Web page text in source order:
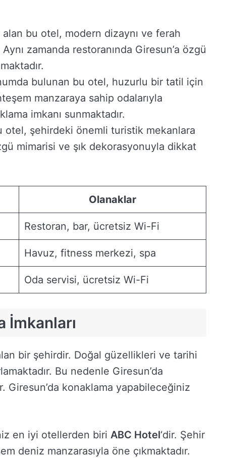
bu otel, modern dizaynı ve ferah
zamanda restoranında Giresun’a özgü
bulunan bu otel, huzurlu bir tatil için
manzaraya sahip odalarıyla
imkanı sunmaktadır.
şehirdeki önemli turistik mekanlara
mimarisi ve şık dekorasyonuyla dikkat
Olanaklar
Restoran, bar, ücretsiz Wi-Fi
Havuz, fitness merkezi, spa
Oda servisi, ücretsiz Wi-Fi
İmkanları
bir şehirdir. Doğal güzellikleri ve tarihi
Bu nedenle Giresun’da
Giresun’da konaklama yapabileceğiniz
en iyi otellerden biri ABC Hotel‘dir. Şehir
deniz manzarasıyla öne çıkmaktadır.